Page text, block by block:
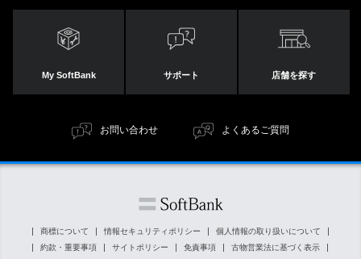
My SoftBank サポート 店舗を探す
お問い合わせ よくあるご質問
商標について 情報セキュリティポリシー
個人情報の取り扱いについて
約款・重要事項
サイトポリシー 免責事項
古物営業法に基づく表示